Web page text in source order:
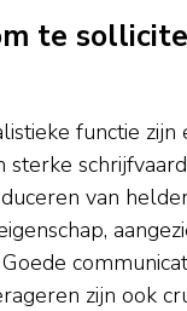
te
functie
van
zijn ook